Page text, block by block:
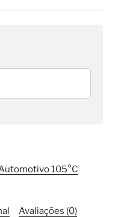
105°C
Avaliações (0)